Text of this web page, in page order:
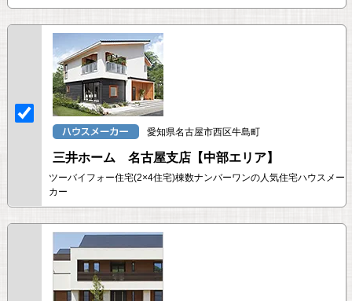
愛知県名古屋市西区牛島町
三井ホーム 名古屋支店【中部エリア】
ツーバイフォー住宅(2×4住宅)棟数ナンバーワンの人気住宅ハウスメー
カー